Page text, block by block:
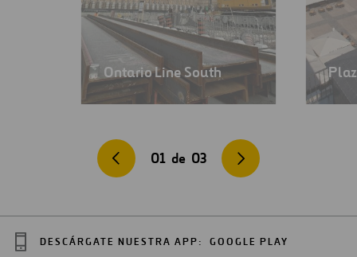
Ontario Line South
01 de 03
DESCÁRGATE NUESTRA APP: GOOGLE PLAY